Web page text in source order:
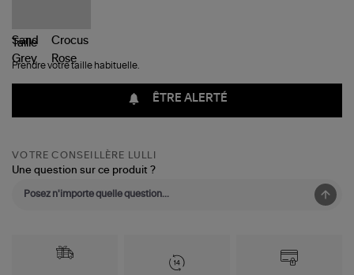
Taille
Prendre votre taille habituelle.
ÊTRE ALERTÉ
VOTRE CONSEILLÈRE LULLI
Une question sur ce produit ?